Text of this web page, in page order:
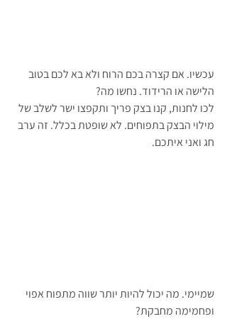
עכשיו. אם קצרה בכם הרוח ולא בא לכם בטוב
הלישה או הרידוד. נחשו מה?
לכו לחנות, קנו בצק פריך ותקפצו ישר לשלב של
מילוי הבצק בתפוחים. לא שופטת בכלל. זה ערב
חג ואני איתכם.
שמיימי. מה יכול להיות יותר שווה מתפוח אפוי
ופחמימה מחבקת?